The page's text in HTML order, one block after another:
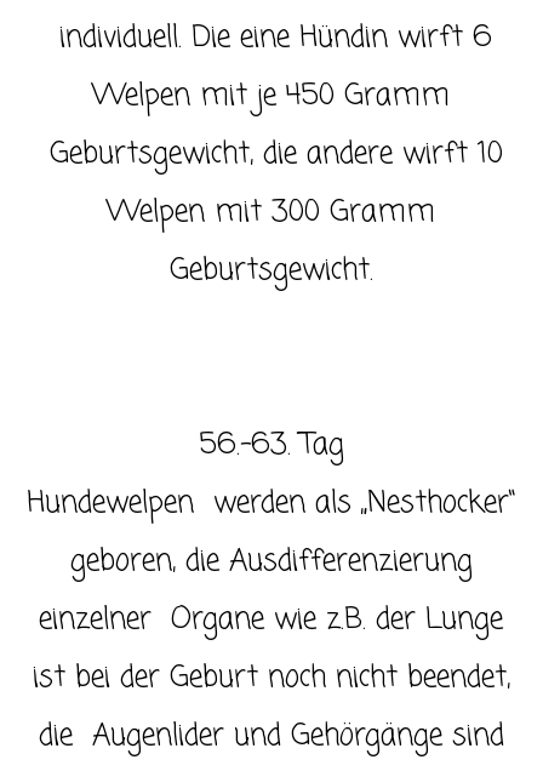
individuell. Die eine Hündin wirft 6
Welpen mit je 450 Gramm
Geburtsgewicht, die andere wirft 10
Welpen mit 300 Gramm
Geburtsgewicht.
56.-63. Tag
Hundewelpen werden als „Nesthocker“
geboren, die Ausdifferenzierung
einzelner Organe wie z.B. der Lunge
ist bei der Geburt noch nicht beendet,
die Augenlider und Gehörgänge sind